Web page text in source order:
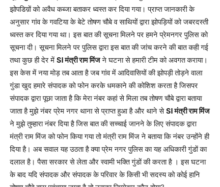
झोपडिय़ों को अवैध कब्जा बताकर ध्वस्त कर दिया गया। प्राप्त जानकारी के
अनुसार गांव के गवटिया के बेटे तोषण चौबे व साथियों द्वारा झोपड़ियों को जबरदस्ती
ध्वस्त कर दिया गया था। इस बात की सूचना मिलने पर हमने प्रेमनगर पुलिस को
सूचना दी। सूचना मिलने पर पुलिस द्वारा इस बात की जांच करने की बात कही गई
तथा कुछ ही देर में SI मंत्री राम मिंजने घटना से हमारी टीम को अवगत कराया।
इस केस में नया मोड़ तब आता है जब गांव में आदिवासियों की झोपड़ी तोड़ने वाला
गुंडा खुद हमारे संपादक को फोन करके धमकाने की कोशिश करता है जिसपर
संपादक द्वारा पूछा जाता है कि मेरा नंबर कहां से मिला तब तोषण चौबे द्वारा बताया
जाता है मुझे नंबर प्रेम नगर थाना से प्राप्त हुआ है और थाने सेSI मंत्री राम मिंज
ने मुझे तुम्हारा नंबर दिया है जिस बात की सच्चाई जानने के लिए संपादक द्वारा
मंत्री राम मिंज को फोन किया गया तो मंत्री राम मिंज ने बताया कि नंबर उन्होंने ही
दिया है। अब सवाल यह उठता है क्या प्रेम नगर पुलिस का यह अधिकारी गुंडों का
दलाल है। पैसा सरकार से लेता और स्वामी भक्ति गुंडों की करता है । इस घटना
के बाद यदि संपादक और संपादक के परिवार के किसी भी सदस्य को कोई हानि